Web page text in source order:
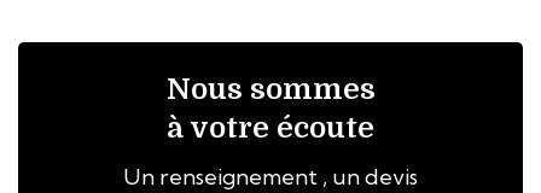
Nous sommes
à votre écoute
Un renseignement , un devis